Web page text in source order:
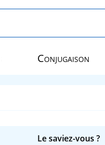
Conjugaison
Le saviez-vous ?